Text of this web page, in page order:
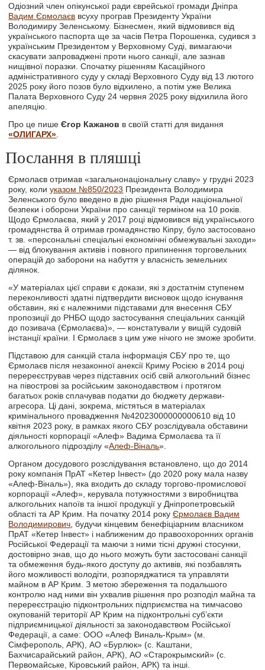
Одіозний член опікунської ради єврейської громади Дніпра
Вадим Єрмолаєв всуху програв Президенту України
Володимиру Зеленському. Бізнесмен, який відмовився від
українського паспорта ще за часів Петра Порошенка, судився з
українським Президентом у Верховному Суді, вимагаючи
скасувати запроваджені проти нього санкції, але зазнав
нищівної поразки. Спочатку рішенням Касаційного
адміністративного суду у складі Верховного Суду від 13 лютого
2025 року його позов було відхилено, а потім уже Велика
Палата Верховного Суду 24 червня 2025 року відхилила його
апеляцію.
Про це пишеЄгор Кажанов в своїй статті для видання
«ОЛИГАРХ»
Послання в пляшці
Єрмолаєв отримав «загальнонаціональну славу» у грудні 2023
року, колиуказом №850/2023 Президента Володимира
Зеленського було введено в дію рішення Ради національної
безпеки і оборони України про санкції терміном на 10 років.
Щодо Єрмолаєва, який у 2017 році відмовився від українського
громадянства й отримав громадянство Кіпру, було застосовано
т. зв. «персональні спеціальні економічні обмежувальні заходи»
— від блокування активів і повного припинення торговельних
операцій до заборони на набуття у власність земельних
ділянок.
«У матеріалах цієї справи є докази, які з достатнім ступенем
переконливості здатні підтвердити висновок щодо існування
обставин, які є належними підставами для внесення СБУ
пропозиції до РНБО щодо застосування спеціальних санкцій
до позивача (Єрмолаєва)», — констатували у вищій судовій
інстанції країни. І Єрмолаєв з цим уже нічого не зможе зробити.
Підставою для санкцій стала інформація СБУ про те, що
Єрмолаєв після незаконної анексії Криму Росією в 2014 році
перереєстрував через підставних осіб свій алкогольний бізнес
на півострові за російським законодавством і протягом
багатьох років сплачував податки до бюджету держави-
агресора. Ці дані, зокрема, містяться в матеріалах
кримінального провадження №42023000000000610 від 10
квітня 2023 року, в рамках якого СБУ розслідувала обставини
діяльності корпорації «Алеф» Вадима Єрмолаєва та її
алкогольного підрозділу «Алеф-Віналь».
Органом досудового розслідування встановлено, що до 2014
року компанія ПрАТ «Кетер Інвест» (до 2020 року мала назву
«Алеф-Віналь»), яка входить до складу торгово-промислової
корпорації «Алеф», керувала потужностями з виробництва
алкогольних напоїв та іншої продукції у Дніпропетровській
області та АР Крим. На початку 2014 рокуЄрмолаєв Вадим
Володимирович , будучи кінцевим бенефіціарним власником
ПрАТ «Кетер Інвест» і наближеним до правоохоронних органів
Російської Федерації та маючи з ними тісні дружні стосунки,
достовірно знав, що до нього можуть бути застосовані санкції
та обмеження будь-якого доступу до активів, які позбавлять
його можливості володіти, розпоряджатися та управляти
майном в АР Крим. З метою збереження та подальшого
контролю над ними він ухвалив рішення про розподіл майна та
перереєстрацію підконтрольних підприємства на тимчасово
окупованій території АР Крим на підконтрольні суб’єкти
підприємницької діяльності за законодавством Російської
Федерації, а саме: ООО «Алеф Виналь-Крым» (м.
Сімферополь, АРК), АО «Бурлюк» (с. Каштани,
Бахчисарайський район, АРК), АО «Старокрымский» (с.
Первомайське, Кіровський район, АРК) та інші.